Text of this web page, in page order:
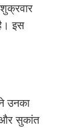
इस
उनका
और सुकांत